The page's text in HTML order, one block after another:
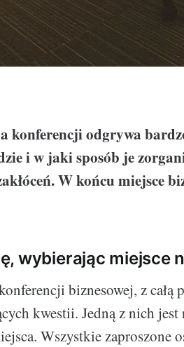
odgrywa
i w jaki sposób je
W końcu miejsce
wybierając miejsce
biznesowej, z całą
kwestii. Jedną z nich jest
Wszystkie zaproszone